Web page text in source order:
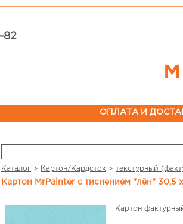
82
ОПЛАТА И
Каталог > Картон/Кардсток > текстурный
Картон MrPainter с тиснением "лён" 30,5
Картон